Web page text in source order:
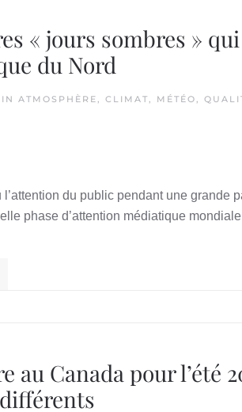
« jours sombres »
du Nord
ATMOSPHÈRE, CLIMAT, MÉTÉO,
du public pendant une grande
phase d’attention médiatique
Canada pour l’été